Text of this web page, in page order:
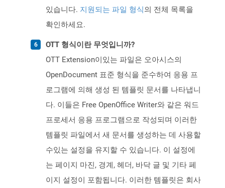
있습니다. 지원되는 파일 형식의 전체 목록을
확인하세요.
OTT 형식이란 무엇입니까?
OTT Extension이있는 파일은 오아시스의
OpenDocument 표준 형식을 준수하여 응용 프
로그램에 의해 생성 된 템플릿 문서를 나타냅니
다. 이들은 Free OpenOffice Writer와 같은 워드
프로세서 응용 프로그램으로 작성되며 이러한
템플릿 파일에서 새 문서를 생성하는 데 사용할
수있는 설정을 유지할 수 있습니다. 이 설정에
는 페이지 마진, 경계, 헤더, 바닥 글 및 기타 페
이지 설정이 포함됩니다. 이러한 템플릿은 회사